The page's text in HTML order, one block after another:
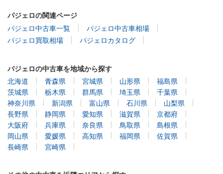
パジェロの関連ページ
パジェロ中古車一覧
パジェロ中古車相場
パジェロ買取相場
パジェロカタログ
パジェロの中古車を地域から探す
北海道
青森県 宮城県 山形県
福島県
茨城県
栃木県 群馬県 埼玉県
千葉県
神奈川県
新潟県 富山県 石川県
山梨県
長野県
静岡県 愛知県 滋賀県
京都府
大阪府
兵庫県 奈良県 鳥取県
島根県
岡山県
愛媛県 高知県 福岡県
佐賀県
長崎県
宮崎県